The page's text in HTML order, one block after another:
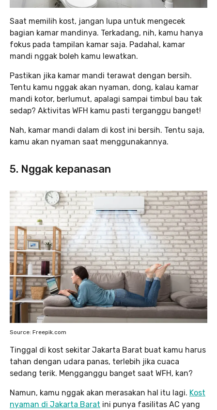
Saat memilih kost, jangan lupa untuk mengecek
bagian kamar mandinya. Terkadang, nih, kamu hanya
fokus pada tampilan kamar saja. Padahal, kamar
mandi nggak boleh kamu lewatkan.
Pastikan jika kamar mandi terawat dengan bersih.
Tentu kamu nggak akan nyaman, dong, kalau kamar
mandi kotor, berlumut, apalagi sampai timbul bau tak
sedap? Aktivitas WFH kamu pasti terganggu banget!
Nah, kamar mandi dalam di kost ini bersih. Tentu saja,
kamu akan nyaman saat menggunakannya.
5. Nggak kepanasan
Source: Freepik.com
Tinggal di kost sekitar Jakarta Barat buat kamu harus
tahan dengan udara panas, terlebih jika cuaca
sedang terik. Mengganggu banget saat WFH, kan?
Namun, kamu nggak akan merasakan hal itu lagi. Kost
nyaman di Jakarta Barat ini punya fasilitas AC yang